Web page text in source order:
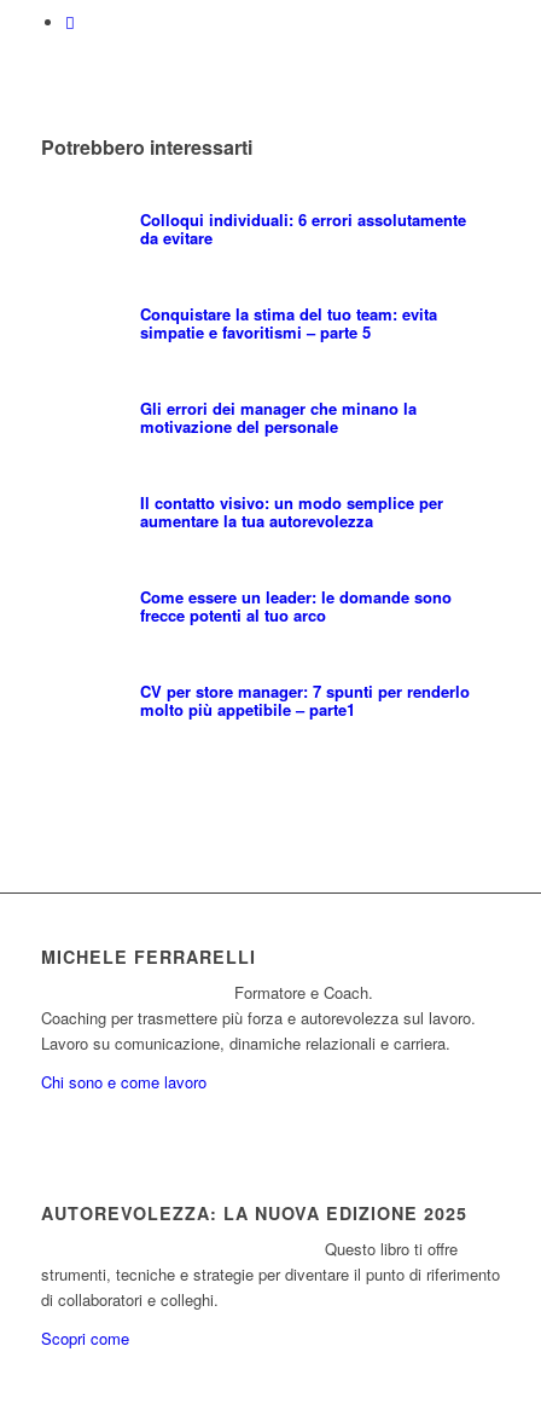
Potrebbero interessarti
Colloqui individuali: 6 errori assolutamente
da evitare
Conquistare la stima del tuo team: evita
simpatie e favoritismi – parte 5
Gli errori dei manager che minano la
motivazione del personale
Il contatto visivo: un modo semplice per
aumentare la tua autorevolezza
Come essere un leader: le domande sono
frecce potenti al tuo arco
CV per store manager: 7 spunti per renderlo
molto più appetibile – parte1
MICHELE FERRARELLI
Formatore e Coach.
Coaching per trasmettere più forza e autorevolezza sul lavoro.
Lavoro su comunicazione, dinamiche relazionali e carriera.
Chi sono e come lavoro
AUTOREVOLEZZA: LA NUOVA EDIZIONE 2025
Questo libro ti offre
strumenti, tecniche e strategie per diventare il punto di riferimento
di collaboratori e colleghi.
Scopri come